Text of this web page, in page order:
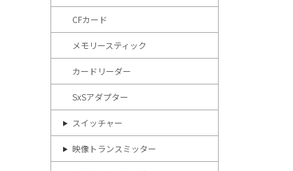
CFカード
メモリースティック
カードリーダー
SxSアダプター
スイッチャー
映像トランスミッター